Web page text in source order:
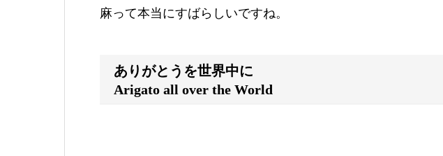
麻って本当にすばらしいですね。
ありがとうを世界中に
Arigato all over the World